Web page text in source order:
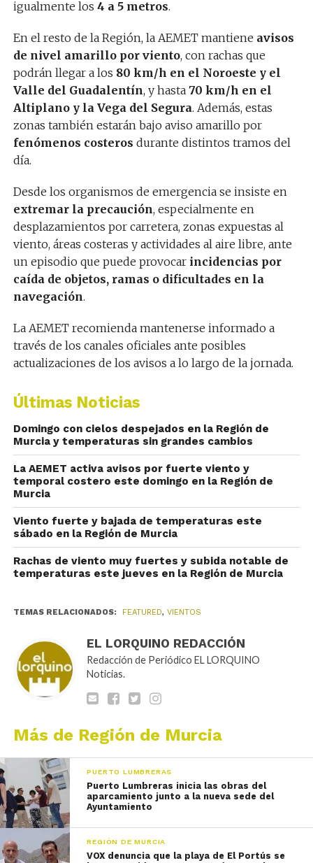
igualmente los 4 a 5 metros.
En el resto de la Región, la AEMET mantiene avisos
de nivel amarillo por viento, con rachas que
podrán llegar a los 80 km/h en el Noroeste y el
Valle del Guadalentín, y hasta 70 km/h en el
Altiplano y la Vega del Segura. Además, estas
zonas también estarán bajo aviso amarillo por
fenómenos costeros durante distintos tramos del
día.
Desde los organismos de emergencia se insiste en
extremar la precaución, especialmente en
desplazamientos por carretera, zonas expuestas al
viento, áreas costeras y actividades al aire libre, ante
un episodio que puede provocar incidencias por
caída de objetos, ramas o dificultades en la
navegación.
La AEMET recomienda mantenerse informado a
través de los canales oficiales ante posibles
actualizaciones de los avisos a lo largo de la jornada.
Últimas Noticias
Domingo con cielos despejados en la Región de
Murcia y temperaturas sin grandes cambios
La AEMET activa avisos por fuerte viento y
temporal costero este domingo en la Región de
Murcia
Viento fuerte y bajada de temperaturas este
sábado en la Región de Murcia
Rachas de viento muy fuertes y subida notable de
temperaturas este jueves en la Región de Murcia
TEMAS RELACIONADOS: FEATURED, VIENTOS
EL LORQUINO REDACCIÓN
Redacción de Periódico EL LORQUINO
Noticias.
Más de Región de Murcia
PUERTO LUMBRERAS
Puerto Lumbreras inicia las obras del
aparcamiento junto a la nueva sede del
Ayuntamiento
REGIÓN DE MURCIA
VOX denuncia que la playa de El Portús se